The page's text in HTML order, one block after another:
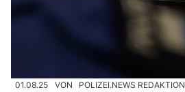
01.08.25 VON POLIZEI.NEWS REDAKTION